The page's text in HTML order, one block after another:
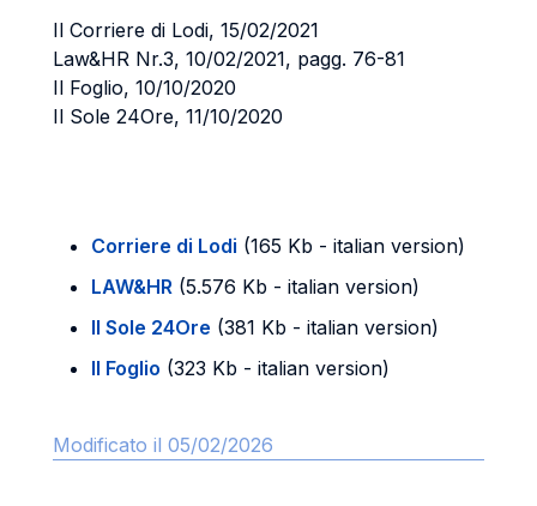
Il Corriere di Lodi, 15/02/2021
Law&HR Nr.3, 10/02/2021, pagg. 76-81
Il Foglio, 10/10/2020
Il Sole 24Ore, 11/10/2020
Corriere di Lodi (165 Kb - italian version)
LAW&HR (5.576 Kb - italian version)
Il Sole 24Ore (381 Kb - italian version)
Il Foglio (323 Kb - italian version)
Modificato il 05/02/2026